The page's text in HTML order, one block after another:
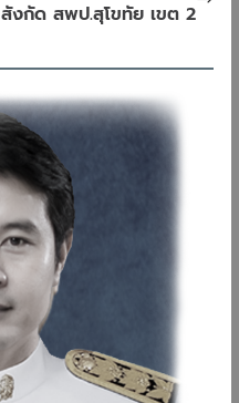
สังกัด สพป.สุโขทัย เขต 2